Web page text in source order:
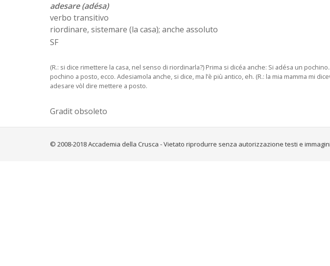
adesare (adésa)
verbo transitivo
riordinare, sistemare (la casa); anche assoluto
SF
(R.: si dice rimettere la casa, nel senso di riordinarla?) Prima si dicéa anche: Si adésa un
pochino a posto, ecco. Adesiamola anche, si dice, ma l’è più antico, eh. (R.: la mia mamma mi
adesare vòl dire mettere a posto.
Gradit obsoleto
© 2008-2018 Accademia della Crusca - Vietato riprodurre senza autorizzazione testi e immagini